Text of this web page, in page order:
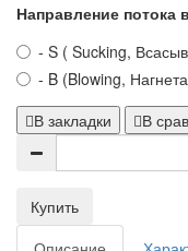
Направление потока
- S ( Sucking,
- B (Blowing,
В закладки
В
Купить